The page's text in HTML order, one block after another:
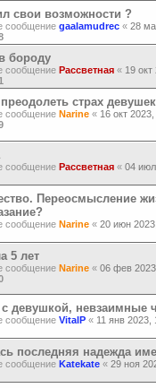
свои возможности ?
сообщение gaalamudrec « 28
бороду
сообщение Рассветная « 19
страх девушек
сообщение Narine « 16 окт
сообщение Рассветная « 04
Переосмысление
сообщение Narine « 20 июн
5 лет
сообщение Narine « 06 фев
девушкой, невзаимные
сообщение VitalP « 11 янв 2023,
последняя надежда
сообщение Katekate « 29 ноя